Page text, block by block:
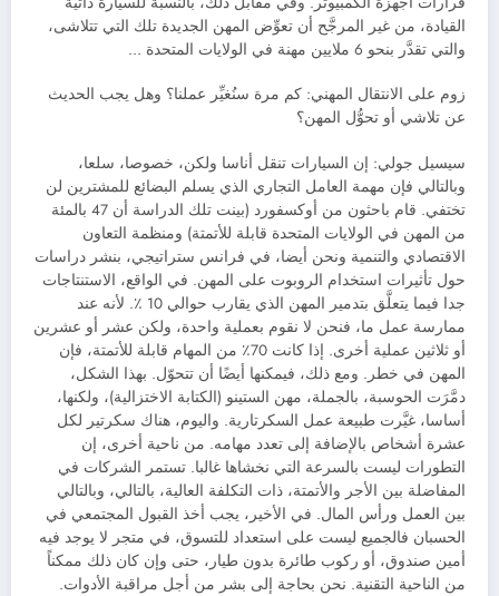
القيادة، من غير المرجَّح أن تعوِّض المهن الجديدة تلك التي تتلاشى،
والتي تقدَّر بنحو 6 ملايين مهنة في الولايات المتحدة …
زوم على الانتقال المهني: كم مرة سنُغيِّر عملنا؟ وهل يجب الحديث
عن تلاشي أو تحوُّل المهن؟
سيسيل جولي: إن السيارات تنقل أناسا ولكن، خصوصا، سلعا،
وبالتالي فإن مهمة العامل التجاري الذي يسلم البضائع للمشترين لن
تختفي. قام باحثون من أوكسفورد (بينت تلك الدراسة أن 47 بالمئة
من المهن في الولايات المتحدة قابلة للأتمتة) ومنظمة التعاون
الاقتصادي والتنمية ونحن أيضا، في فرانس ستراتيجي، بنشر دراسات
حول تأثيرات استخدام الروبوت على المهن. في الواقع، الاستنتاجات
جدا فيما يتعلَّق بتدمير المهن الذي يقارب حوالي 10 ٪. لأنه عند
ممارسة عمل ما، فنحن لا نقوم بعملية واحدة، ولكن عشر أو عشرين
أو ثلاثين عملية أخرى. إذا كانت 70٪ من المهام قابلة للأتمتة، فإن
المهن في خطر. ومع ذلك، فيمكنها أيضًا أن تتحوّل. بهذا الشكل،
دمَّرَت الحوسبة، بالجملة، مهن الستينو (الكتابة الاختزالية)، ولكنها،
أساسا، غيَّرت طبيعة عمل السكرتارية. واليوم، هناك سكرتير لكل
عشرة أشخاص بالإضافة إلى تعدد مهامه. من ناحية أخرى، إن
التطورات ليست بالسرعة التي نخشاها غالبا. تستمر الشركات في
المفاضلة بين الأجر والأتمتة، ذات التكلفة العالية، بالتالي، وبالتالي
بين العمل ورأس المال. في الأخير، يجب أخذ القبول المجتمعي في
الحسبان فالجميع ليست على استعداد للتسوق، في متجر لا يوجد فيه
أمين صندوق، أو ركوب طائرة بدون طيار، حتى وإن كان ذلك ممكناً
من الناحية التقنية. نحن بحاجة إلى بشر من أجل مراقبة الأدوات.